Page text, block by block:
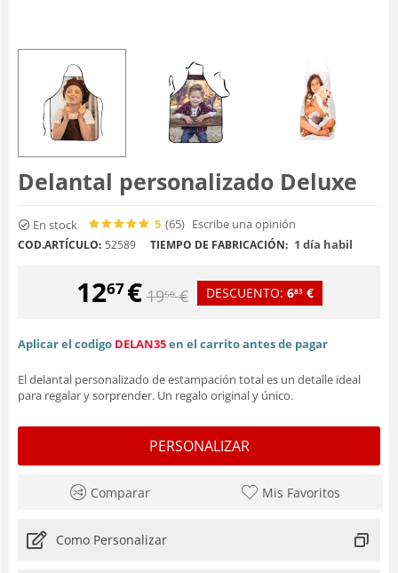
Delantal personalizado Deluxe
En stock 5 (65) Escribe una opinión
COD.ARTÍCULO: 52589 TIEMPO DE FABRICACIÓN: 1 día habil
1267€ 1950 € DESCUENTO: 683 €
Aplicar el codigo DELAN35en el carrito antes de pagar
El delantal personalizado de estampación total es un detalle ideal
para regalar y sorprender. Un regalo original y único.
PERSONALIZAR
Comparar Mis Favoritos
Como Personalizar